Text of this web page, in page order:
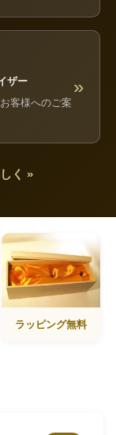
ザー
客様へのご案
»
く »
ラッピング無料